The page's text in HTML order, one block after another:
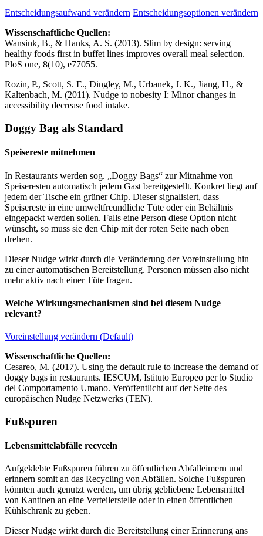
Entscheidungsaufwand verändern Entscheidungsoptionen verändern
Wissenschaftliche Quellen:
Wansink, B., & Hanks, A. S. (2013). Slim by design: serving
healthy foods first in buffet lines improves overall meal selection.
PloS one, 8(10), e77055.
Rozin, P., Scott, S. E., Dingley, M., Urbanek, J. K., Jiang, H., &
Kaltenbach, M. (2011). Nudge to nobesity I: Minor changes in
accessibility decrease food intake.
Doggy Bag als Standard
Speisereste mitnehmen
In Restaurants werden sog. „Doggy Bags“ zur Mitnahme von
Speiseresten automatisch jedem Gast bereitgestellt. Konkret liegt auf
jedem der Tische ein grüner Chip. Dieser signalisiert, dass
Speisereste in eine umweltfreundliche Tüte oder ein Behältnis
eingepackt werden sollen. Falls eine Person diese Option nicht
wünscht, so muss sie den Chip mit der roten Seite nach oben
drehen.
Dieser Nudge wirkt durch die Veränderung der Voreinstellung hin
zu einer automatischen Bereitstellung. Personen müssen also nicht
mehr aktiv nach einer Tüte fragen.
Welche Wirkungsmechanismen sind bei diesem Nudge
relevant?
Voreinstellung verändern (Default)
Wissenschaftliche Quellen:
Cesareo, M. (2017). Using the default rule to increase the demand of
doggy bags in restaurants. IESCUM, Istituto Europeo per lo Studio
del Comportamento Umano. Veröffentlicht auf der Seite des
europäischen Nudge Netzwerks (TEN).
Fußspuren
Lebensmittelabfälle recyceln
Aufgeklebte Fußspuren führen zu öffentlichen Abfalleimern und
erinnern somit an das Recycling von Abfällen. Solche Fußspuren
könnten auch genutzt werden, um übrig gebliebene Lebensmittel
von Kantinen an eine Verteilerstelle oder in einen öffentlichen
Kühlschrank zu geben.
Dieser Nudge wirkt durch die Bereitstellung einer Erinnerung ans